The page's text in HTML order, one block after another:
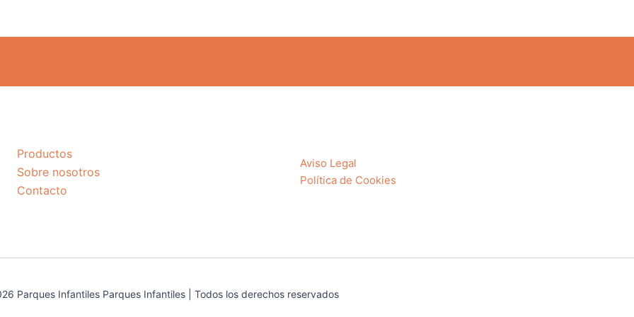
Productos
Sobre nosotros
Contacto
Aviso Legal
Política de Cookies
Parques Infantiles Parques Infantiles | Todos los derechos reservados